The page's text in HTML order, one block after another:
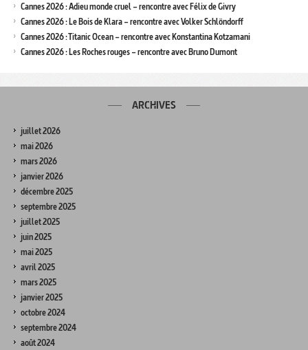
Cannes 2026 : Adieu monde cruel – rencontre avec Félix de Givry
Cannes 2026 : Le Bois de Klara – rencontre avec Volker Schlöndorff
Cannes 2026 : Titanic Ocean – rencontre avec Konstantina Kotzamani
Cannes 2026 : Les Roches rouges – rencontre avec Bruno Dumont
ARCHIVES
juillet 2026
mai 2026
mars 2026
janvier 2026
décembre 2025
septembre 2025
juillet 2025
juin 2025
mai 2025
avril 2025
mars 2025
janvier 2025
octobre 2024
septembre 2024
août 2024